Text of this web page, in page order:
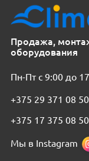
Продажа,
оборудования
Пн-Пт с 9:00 до
+375 29 371 08 50
+375 17 375 08 50
Мы в Instagram